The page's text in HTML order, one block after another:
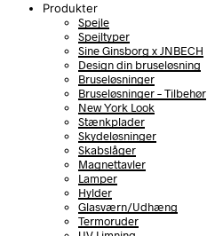
Produkter
Spejle
Spejltyper
Sine Ginsborg x JNBECH
Design din bruseløsning
Bruseløsninger
Bruseløsninger – Tilbehør
New York Look
Stænkplader
Skydeløsninger
Skabslåger
Magnettavler
Lamper
Hylder
Glasværn/Udhæng
Termoruder